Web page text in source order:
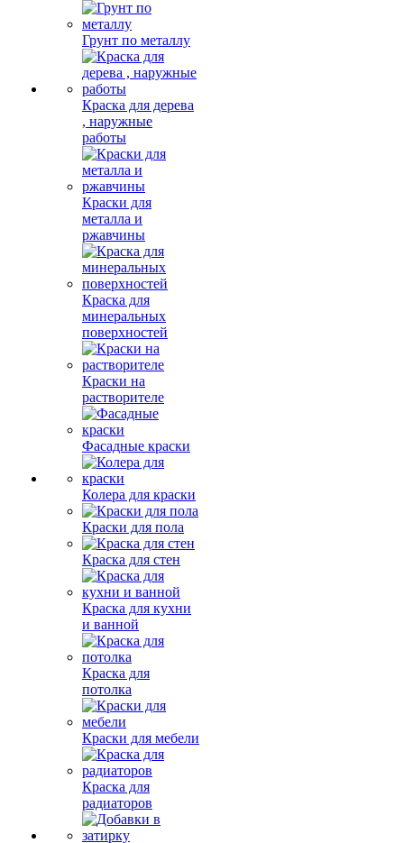
Грунт по металлу
Краска для дерева
, наружные
работы
Краски для
металла и
ржавчины
Краска для
минеральных
поверхностей
Краски на
растворителе
Фасадные краски
Колера для краски
Краски для пола
Краска для стен
Краска для кухни
и ванной
Краска для
потолка
Краски для мебели
Краска для
радиаторов